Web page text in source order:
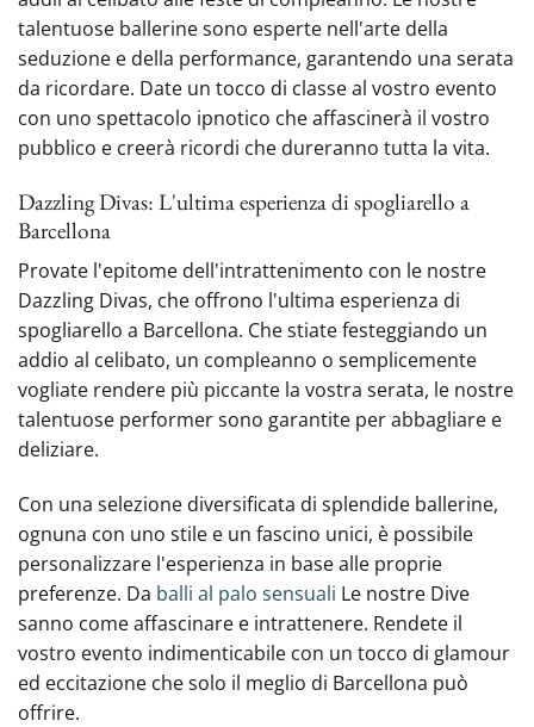
talentuose ballerine sono esperte nell'arte della
seduzione e della performance, garantendo una serata
da ricordare. Date un tocco di classe al vostro evento
con uno spettacolo ipnotico che affascinerà il vostro
pubblico e creerà ricordi che dureranno tutta la vita.
Dazzling Divas: L'ultima esperienza di spogliarello a
Barcellona
Provate l'epitome dell'intrattenimento con le nostre
Dazzling Divas, che offrono l'ultima esperienza di
spogliarello a Barcellona. Che stiate festeggiando un
addio al celibato, un compleanno o semplicemente
vogliate rendere più piccante la vostra serata, le nostre‍
talentuose performer sono garantite per abbagliare e
deliziare.
Con una selezione diversificata di splendide ballerine,‍
ognuna con uno stile e un fascino unici, è possibile
personalizzare‍ l'esperienza in base alle proprie
preferenze. Da balli al palo sensuali Le nostre Dive
sanno come affascinare e intrattenere. Rendete il
vostro evento indimenticabile con un tocco di glamour
ed eccitazione che solo il meglio di Barcellona può
offrire.